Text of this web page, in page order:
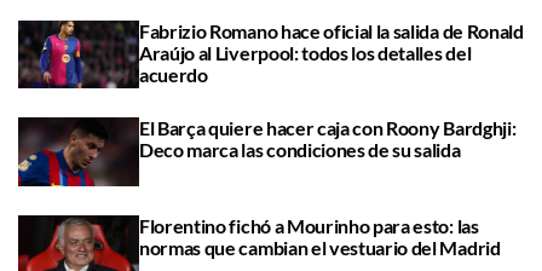
Fabrizio Romano hace oficial la salida de Ronald
Araújo al Liverpool: todos los detalles del
acuerdo
El Barça quiere hacer caja con Roony Bardghji:
Deco marca las condiciones de su salida
Florentino fichó a Mourinho para esto: las
normas que cambian el vestuario del Madrid